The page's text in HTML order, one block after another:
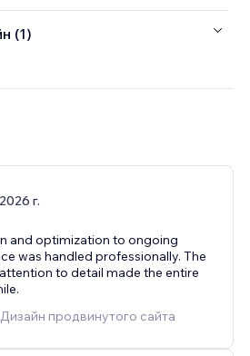
(1)
г.
and optimization to ongoing
was handled professionally. The
to detail made the entire
продвинутого сайта